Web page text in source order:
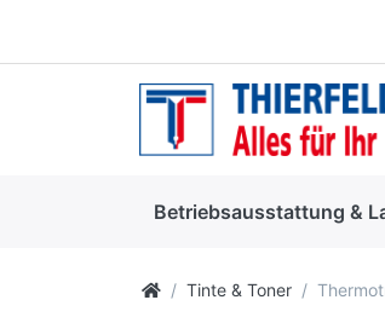
Betriebsausstattung &
Tinte & Toner